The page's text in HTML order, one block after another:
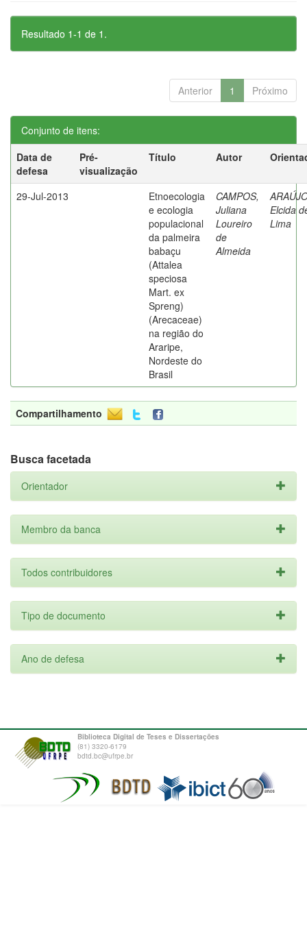
Resultado 1-1 de 1.
Anterior 1 Próximo
Conjunto de itens:
Data de
defesa
Pré-
visualização
Título Autor
29-Jul-2013
Etnoecologia
e ecologia
populacional
da palmeira
babaçu
(Attalea
speciosa
Mart. ex
Spreng)
(Arecaceae)
na região do
Araripe,
Nordeste do
Brasil
CAMPOS,
Juliana
Loureiro
de
Almeida
Elcida
Lima
Compartilhamento
Busca facetada
Orientador
Membro da banca
Todos contribuidores
Tipo de documento
Ano de defesa
Biblioteca Digital de Teses e Dissertações
(81) 3320-6179
bdtd.bc@ufrpe.br